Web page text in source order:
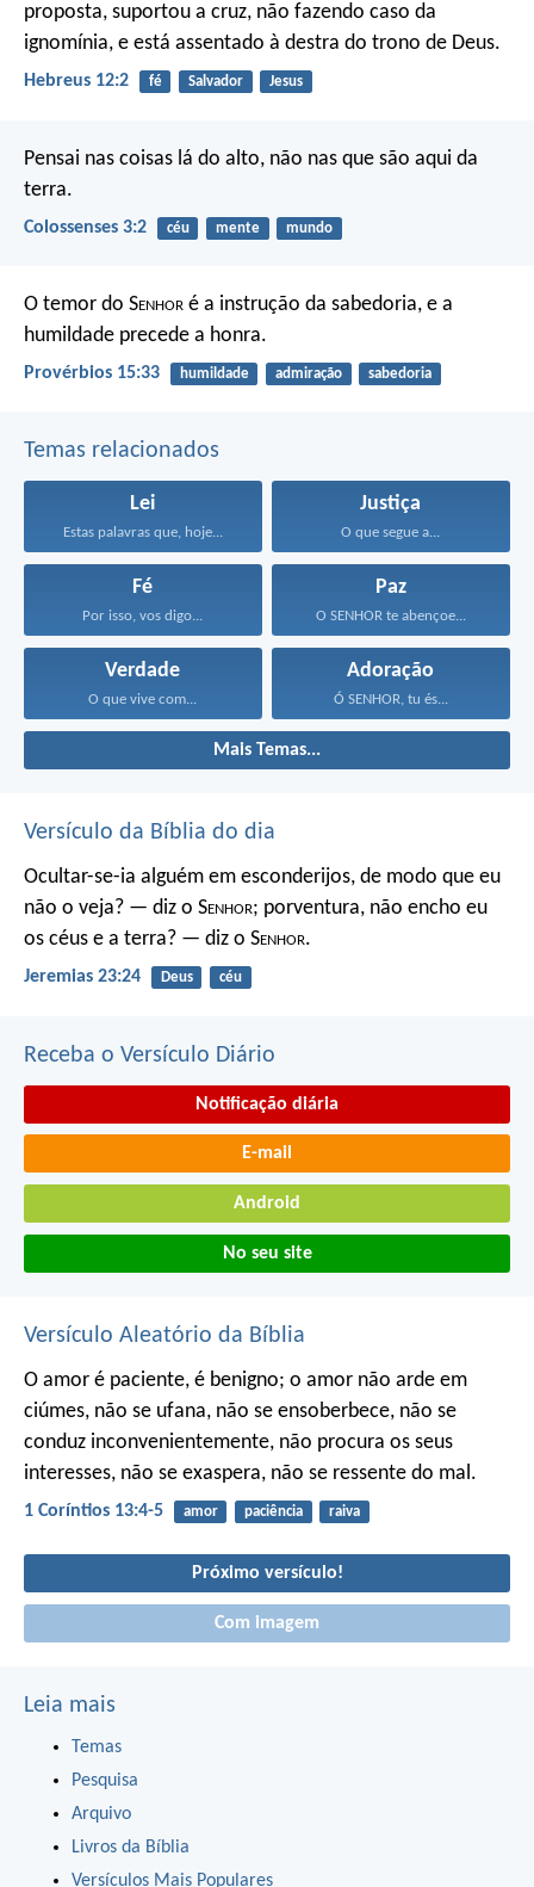
proposta, suportou a cruz, não fazendo caso da
ignomínia, e está assentado à destra do trono de Deus.
Hebreus 12:2 fé Salvador Jesus
Pensai nas coisas lá do alto, não nas que são aqui da
terra.
Colossenses 3:2 céu mente mundo
O temor do Senhor é a instrução da sabedoria, e a
humildade precede a honra.
Provérbios 15:33 humildade admiração sabedoria
Temas relacionados
Lei
Estas palavras que, hoje...
Justiça
O que segue a...
Fé
Por isso, vos digo...
Paz
O SENHOR te abençoe...
Verdade
O que vive com...
Adoração
Ó SENHOR, tu és...
Mais Temas...
Versículo da Bíblia do dia
Ocultar-se-ia alguém em esconderijos, de modo que eu
não o veja? — diz o Senhor; porventura, não encho eu
os céus e a terra? — diz o Senhor.
Jeremias 23:24 Deus céu
Receba o Versículo Diário
Notificação diária
E-mail
Android
No seu site
Versículo Aleatório da Bíblia
O amor é paciente, é benigno; o amor não arde em
ciúmes, não se ufana, não se ensoberbece, não se
conduz inconvenientemente, não procura os seus
interesses, não se exaspera, não se ressente do mal.
1 Coríntios 13:4-5 amor paciência raiva
Próximo versículo!
Com imagem
Leia mais
Temas
Pesquisa
Arquivo
Livros da Bíblia
Versículos Mais Populares